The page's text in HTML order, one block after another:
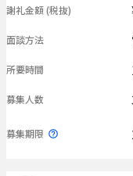
謝礼金額(税抜)
面談方法
所要時間
募集人数
募集期限